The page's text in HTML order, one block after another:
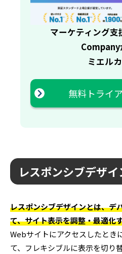
マーケティング
Company
ミエル
無料トライ
レスポンシブデザイ
レスポンシブデザインとは、デ
て、サイト表示を調整・最適化
Webサイトにアクセスしたとき
て、フレキシブルに表示を切り